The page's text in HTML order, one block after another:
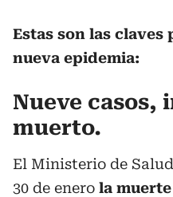
Estas son las claves
nueva epidemia:
Nueve casos,
muerto.
El Ministerio de
30 de enero la